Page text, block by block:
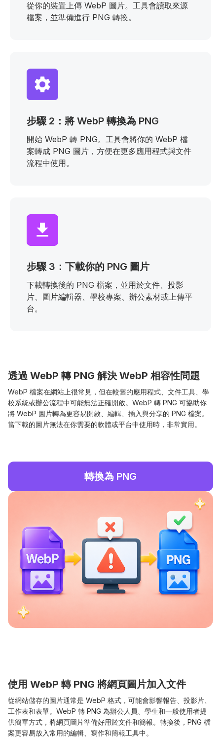
從你的裝置上傳 WebP 圖片。工具會讀取來源
檔案，並準備進行 PNG 轉換。
步驟 2：將 WebP 轉換為 PNG
開始 WebP 轉 PNG。工具會將你的 WebP 檔
案轉成 PNG 圖片，方便在更多應用程式與文件
流程中使用。
步驟 3：下載你的 PNG 圖片
下載轉換後的 PNG 檔案，並用於文件、投影
片、圖片編輯器、學校專案、辦公素材或上傳平
台。
透過 WebP 轉 PNG 解決 WebP 相容性問題
WebP 檔案在網站上很常見，但在較舊的應用程式、文件工具、學
校系統或辦公流程中可能無法正確開啟。WebP 轉 PNG 可協助你
將 WebP 圖片轉為更容易開啟、編輯、插入與分享的 PNG 檔案。
當下載的圖片無法在你需要的軟體或平台中使用時，非常實用。
轉換為 PNG
使用 WebP 轉 PNG 將網頁圖片加入文件
從網站儲存的圖片通常是 WebP 格式，可能會影響報告、投影片、
工作表和表單。WebP 轉 PNG 為辦公人員、學生和一般使用者提
供簡單方式，將網頁圖片準備好用於文件和簡報。轉換後，PNG 檔
案更容易放入常用的編輯、寫作和簡報工具中。